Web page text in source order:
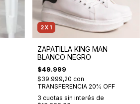
2X1
ZAPATILLA KING MAN
BLANCO NEGRO
$49.999
$39.999,20 con
TRANSFERENCIA 20% OFF
3 cuotas sin interés de